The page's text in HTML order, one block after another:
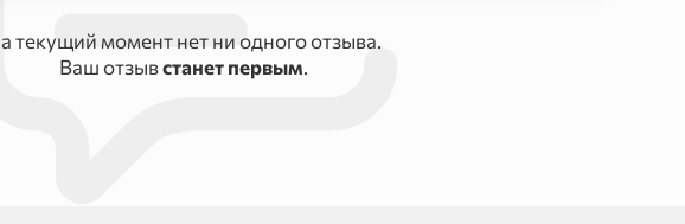
текущий момент нет ни одного отзыва.
Ваш отзывстанет первым.